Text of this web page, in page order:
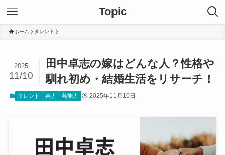
Topic
ホーム タレント
田中卓志の嫁はどんな人？性格や
馴れ初め・結婚生活をリサーチ！
2025
11/10
タレント 芸人 芸能人 2025年11月10日